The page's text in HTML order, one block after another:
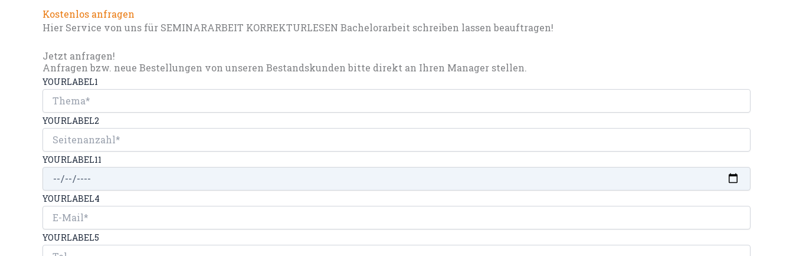
Kostenlos anfragen
Hier Service von uns für SEMINARARBEIT KORREKTURLESEN Bachelorarbeit schreiben lassen beauftragen!
Jetzt anfragen!
Anfragen bzw. neue Bestellungen von unseren Bestandskunden bitte direkt an Ihren Manager stellen.
YOURLABEL1
YOURLABEL2
YOURLABEL11
YOURLABEL4
YOURLABEL5